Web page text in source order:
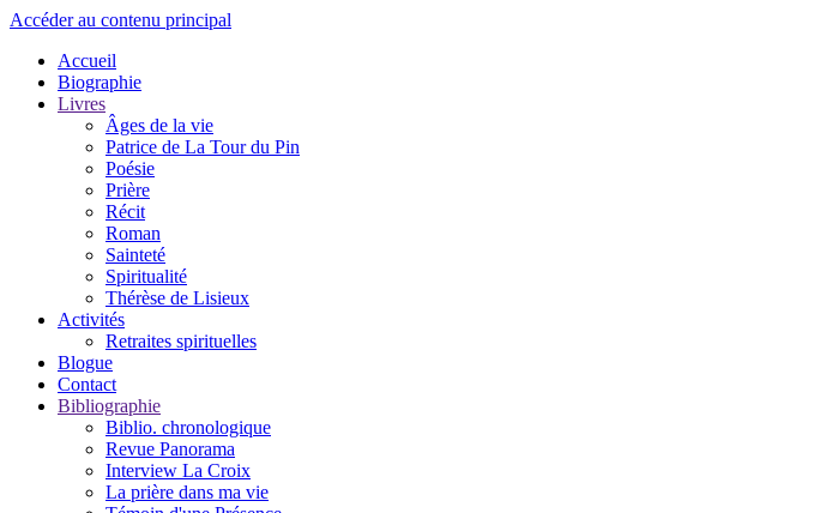
Accéder au contenu principal
Accueil
Biographie
Livres
Âges de la vie
Patrice de La Tour du Pin
Poésie
Prière
Récit
Roman
Sainteté
Spiritualité
Thérèse de Lisieux
Activités
Retraites spirituelles
Blogue
Contact
Bibliographie
Biblio. chronologique
Revue Panorama
Interview La Croix
La prière dans ma vie